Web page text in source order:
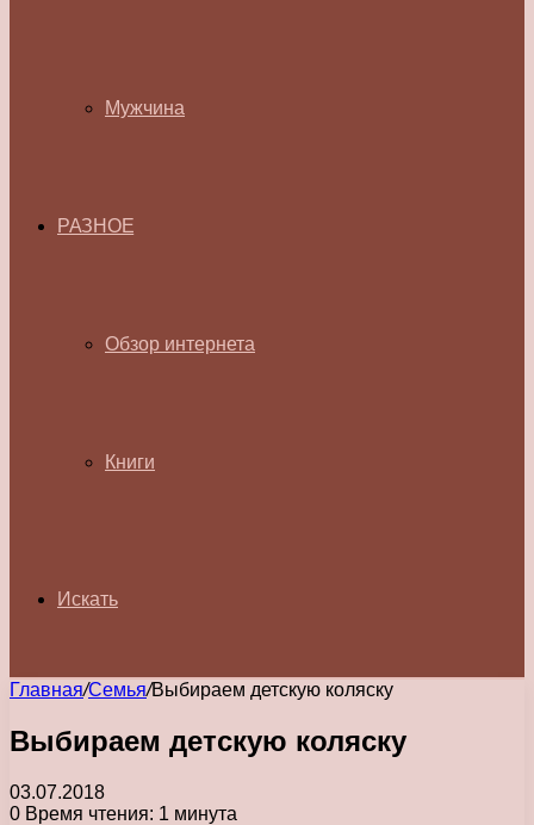
Мужчина
РАЗНОЕ
Обзор интернета
Книги
Искать
Главная/Семья/Выбираем детскую коляску
Выбираем детскую коляску
03.07.2018
0 Время чтения: 1 минута